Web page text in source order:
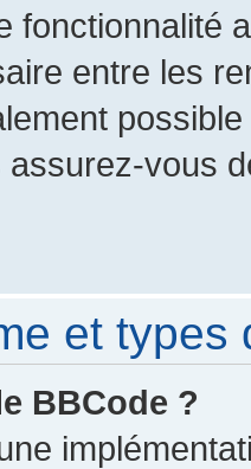
fonctionnalité
entre les
assurez-vous
et types
BBCode ?